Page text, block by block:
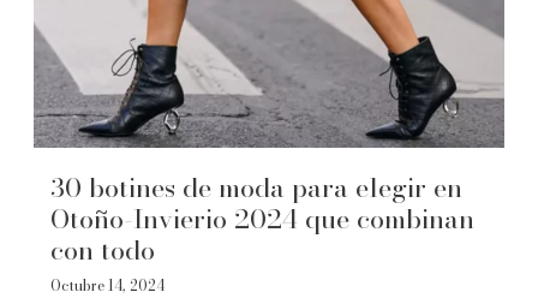
30 botines de moda para elegir en
Otoño-Invierio 2024 que combinan
con todo
Octubre 14, 2024